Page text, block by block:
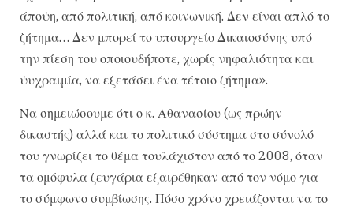
άποψη, από πολιτική, από κοινωνική. Δεν είναι απλό το
ζήτημα… Δεν μπορεί το υπουργείο Δικαιοσύνης υπό
την πίεση του οποιουδήποτε, χωρίς νηφαλιότητα και
ψυχραιμία, να εξετάσει ένα τέτοιο ζήτημα».
Να σημειώσουμε ότι ο κ. Αθανασίου (ως πρώην
δικαστής) αλλά και το πολιτικό σύστημα στο σύνολό
του γνωρίζει το θέμα τουλάχιστον από το 2008, όταν
τα ομόφυλα ζευγάρια εξαιρέθηκαν από τον νόμο για
το σύμφωνο συμβίωσης. Πόσο χρόνο χρειάζονται να το